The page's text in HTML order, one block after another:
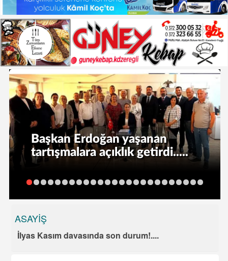
Başkan Erdoğan yaşanan
tartışmalara açıklık getirdi.....
ASAYİŞ
İlyas Kasım davasında son durum!....